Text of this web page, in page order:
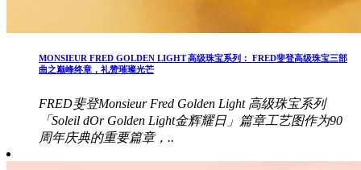
MONSIEUR FRED GOLDEN LIGHT 高级珠宝系列： FRED斐登高级珠宝三部
曲之巅峰终章，礼赞璀璨光芒
FRED斐登Monsieur Fred Golden Light 高级珠宝系列
「Soleil dOr Golden Light金辉耀日」篇章工艺图作为90
周年庆典的重要篇章，..